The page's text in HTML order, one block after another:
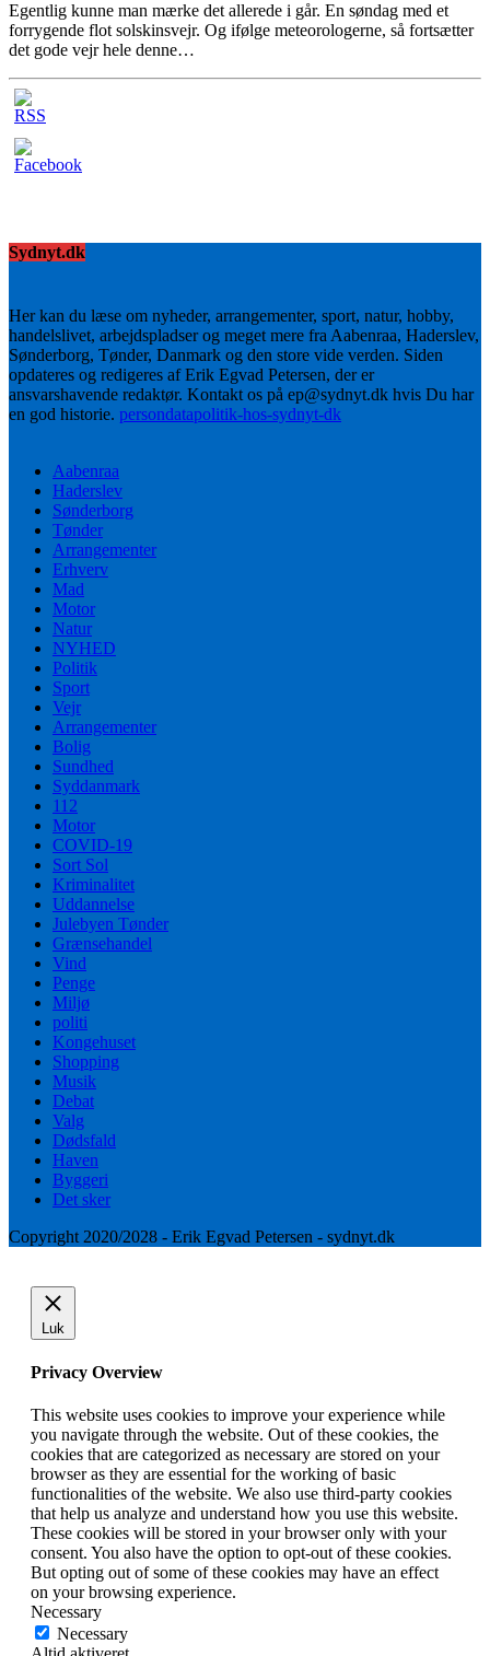
Egentlig kunne man mærke det allerede i går. En søndag med et
forrygende flot solskinsvejr. Og ifølge meteorologerne, så fortsætter
det gode vejr hele denne…
Sydnyt.dk
Her kan du læse om nyheder, arrangementer, sport, natur, hobby,
handelslivet, arbejdspladser og meget mere fra Aabenraa, Haderslev,
Sønderborg, Tønder, Danmark og den store vide verden. Siden
opdateres og redigeres af Erik Egvad Petersen, der er
ansvarshavende redaktør. Kontakt os på ep@sydnyt.dk hvis Du har
en god historie. persondatapolitik-hos-sydnyt-dk
Aabenraa
Haderslev
Sønderborg
Tønder
Arrangementer
Erhverv
Mad
Motor
Natur
NYHED
Politik
Sport
Vejr
Arrangementer
Bolig
Sundhed
Syddanmark
112
Motor
COVID-19
Sort Sol
Kriminalitet
Uddannelse
Julebyen Tønder
Grænsehandel
Vind
Penge
Miljø
politi
Kongehuset
Shopping
Musik
Debat
Valg
Dødsfald
Haven
Byggeri
Det sker
Copyright 2020/2028 - Erik Egvad Petersen - sydnyt.dk
Luk
Privacy Overview
This website uses cookies to improve your experience while
you navigate through the website. Out of these cookies, the
cookies that are categorized as necessary are stored on your
browser as they are essential for the working of basic
functionalities of the website. We also use third-party cookies
that help us analyze and understand how you use this website.
These cookies will be stored in your browser only with your
consent. You also have the option to opt-out of these cookies.
But opting out of some of these cookies may have an effect
on your browsing experience.
Necessary
Necessary